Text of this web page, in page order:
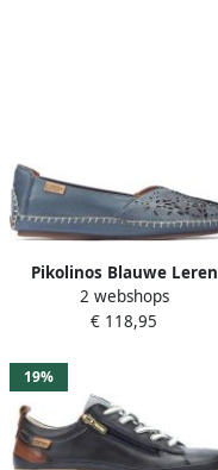
Pikolinos Blauwe Leren
Loafer voor Dames Blue
Dames
2 webshops
€ 118,95
19%